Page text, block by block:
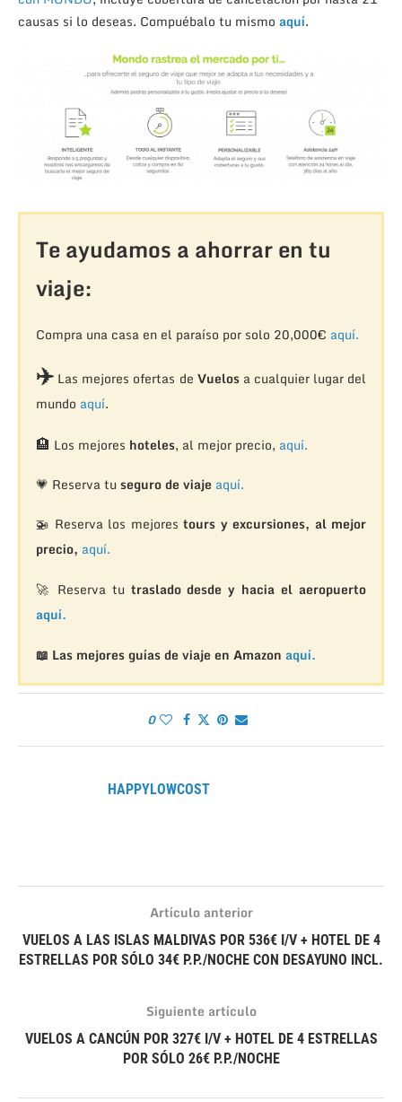
causas si lo deseas. Compuébalo tu mismo aquí.
Te ayudamos a ahorrar en tu
viaje:
Compra una casa en el paraíso por solo 20,000€ aquí.
✈️Las mejores ofertas de Vuelosa cualquier lugar del
mundo aquí.
🏨 Los mejores hoteles, al mejor precio, aquí.
💗 Reserva tu seguro de viaje aquí.
🚁 Reserva los mejorestours y excursiones, al mejor
precio, aquí.
🚀 Reserva tu traslado desde y hacia el aeropuerto
aquí.
📖 Las mejores guías de viaje en Amazon aquí.
0
HAPPYLOWCOST
Artículo anterior
VUELOS A LAS ISLAS MALDIVAS POR 536€ I/V + HOTEL DE 4
ESTRELLAS POR SÓLO 34€ P.P./NOCHE CON DESAYUNO INCL.
Siguiente artículo
VUELOS A CANCÚN POR 327€ I/V + HOTEL DE 4 ESTRELLAS
POR SÓLO 26€ P.P./NOCHE